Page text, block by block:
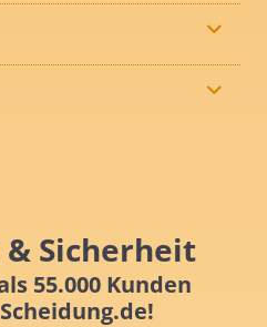
& Sicherheit
55.000 Kunden